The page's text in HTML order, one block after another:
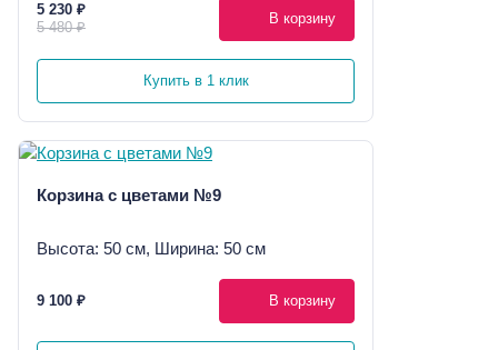
5 230 ₽
5 480 ₽
В корзину
Купить в 1 клик
Корзина с цветами №9
Высота: 50 см, Ширина: 50 см
9 100 ₽ В корзину